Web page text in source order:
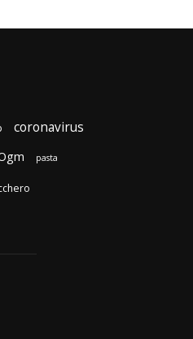
coronavirus
pasta